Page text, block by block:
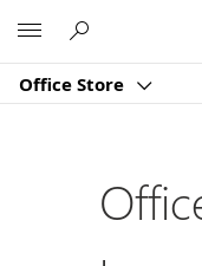
Office Store